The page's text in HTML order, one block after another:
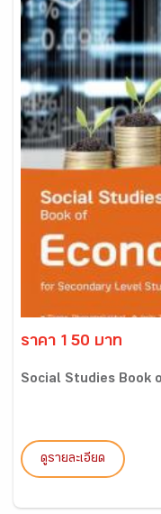
ราคา 150 บาท
Social Studies Book
ดูรายละเอียด